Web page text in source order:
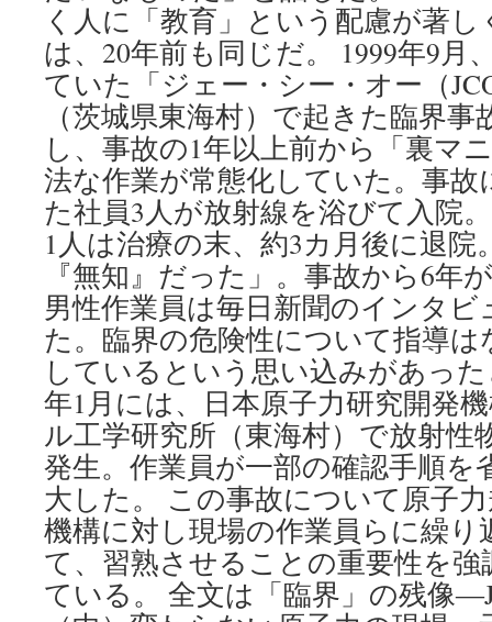
く人に「教育」という配慮が著
は、20年前も同じだ。 1999年9月
ていた「ジェー・シー・オー（
（茨城県東海村）で起きた臨界
し、事故の1年以上前から「裏マ
法な作業が常態化していた。事
た社員3人が放射線を浴びて入院
1人は治療の末、約3カ月後に退院
『無知』だった」。事故から6年
男性作業員は毎日新聞のインタ
た。臨界の危険性について指導
しているという思い込みがあっ
年1月には、日本原子力研究開発
ル工学研究所（東海村）で放射性
発生。作業員が一部の確認手順を
大した。 この事故について原子
機構に対し現場の作業員らに繰り
て、習熟させることの重要性を
ている。 全文は「臨界」の残像